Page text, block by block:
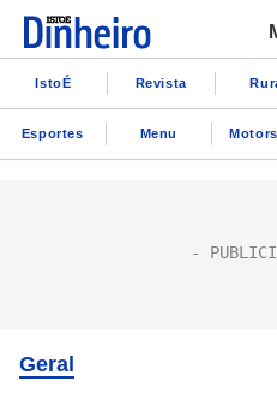
IstoÉ Revista
Esportes Menu
Geral